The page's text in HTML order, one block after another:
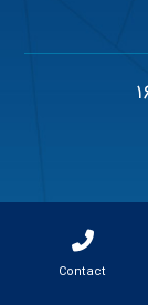
Contact